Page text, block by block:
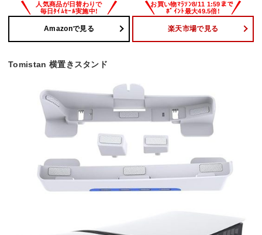
Amazonで見る 楽天市場で見る
Tomistan 横置きスタンド